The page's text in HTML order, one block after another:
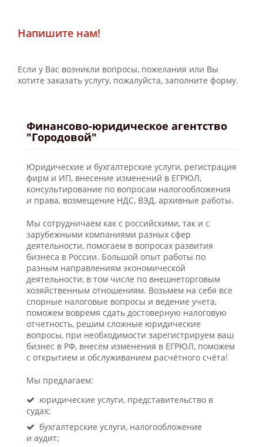
Напишите нам!
Если у Вас возникли вопросы, пожелания или Вы
хотите заказать услугу, пожалуйста, заполните форму.
Финансово-юридическое агентство
"Городовой"
Юридические и бухгалтерские услуги, регистрация
фирм и ИП, внесение изменений в ЕГРЮЛ,
консультирование по вопросам налогообложения
и права, возмещение НДС, ВЭД, архивные работы.
Мы сотрудничаем как с российскими, так и с
зарубежными компаниями разных сфер
деятельности, помогаем в вопросах развития
бизнеса в России. Большой опыт работы по
разным направлениям экономической
деятельности, в том числе по внешнеторговым
хозяйственным отношениям. Возьмем на себя все
спорные налоговые вопросы и ведение учета,
поможем вовремя сдать достоверную налоговую
отчетность, решим сложные юридические
вопросы, при необходимости зарегистрируем ваш
бизнес в РФ, внесем изменения в ЕГРЮЛ, поможем
с открытием и обслуживанием расчётного счёта!
Мы предлагаем:
юридические услуги, представительство в
судах;
бухгалтерские услуги, налогообложение
и аудит;